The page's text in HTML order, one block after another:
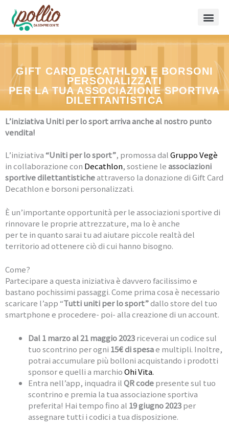
contenuto
GIFT CARD DECATHLON E BORSONI
PERSONALIZZATI
PER LA TUA ASSOCIAZIONE SPORTIVA
DILETTANTISTICA
L’iniziativa Uniti per lo sport arriva anche al nostro punto
vendita!
L’iniziativa“Uniti per lo sport”, promossa dalGruppo Vegè
in collaborazione con Decathlon, sostiene leassociazioni
sportive dilettantisticheattraverso la donazione di Gift Card
Decathlon e borsoni personalizzati.
È un’importante opportunità per le associazioni sportive di
rinnovare le proprie attrezzature, ma lo è anche
per te in quanto sarai tu ad aiutare piccole realtà del
territorio ad ottenere ciò di cui hanno bisogno.
Come?
Partecipare a questa iniziativa è davvero facilissimo e
bastano pochissimi passaggi. Come prima cosa è necessario
scaricare l’app “Tutti uniti per lo sport”dallo store del tuo
smartphone e procedere- poi- alla creazione di un account.
Dal 1 marzo al 21 maggio 2023riceverai un codice sul
tuo scontrino per ogni 15€ di spesae multipli. Inoltre,
potrai accumulare più bolloni acquistando i prodotti
sponsor e quelli a marchioOhi Vita.
Entra nell’app, inquadra ilQR codepresente sul tuo
scontrino e premia la tua associazione sportiva
preferita! Hai tempo fino al 19 giugno 2023per
assegnare tutti i codici a tua disposizione.